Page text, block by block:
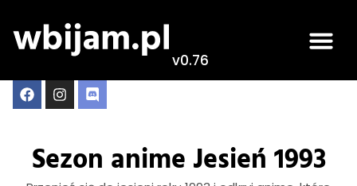
v0.76
Sezon anime Jesień 1993